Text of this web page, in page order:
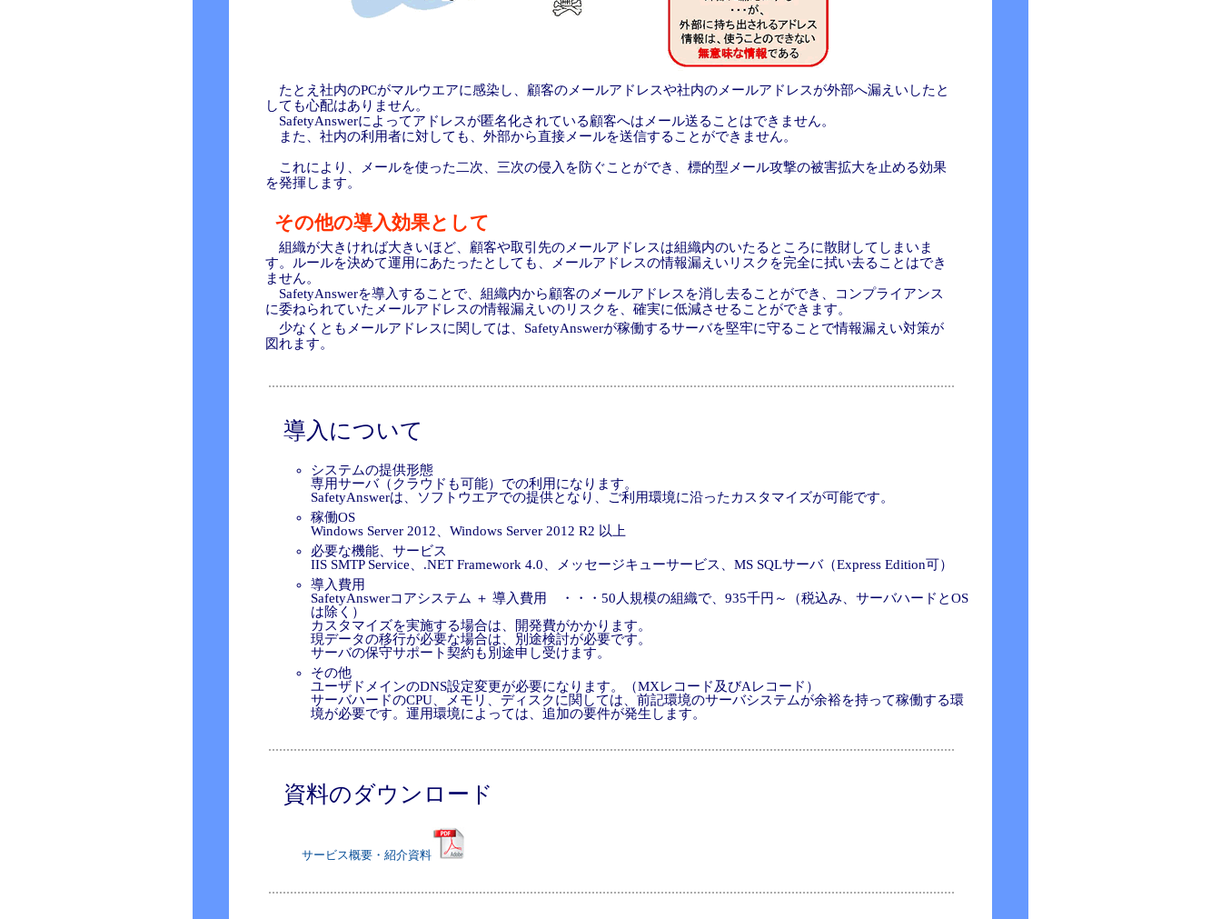
たとえ社内のPCがマルウエアに感染し、顧客のメールアドレスや社内のメールアドレスが外部へ漏えいしたと
しても心配はありません。
SafetyAnswerによってアドレスが匿名化されている顧客へはメール送ることはできません。
また、社内の利用者に対しても、外部から直接メールを送信することができません。
これにより、メールを使った二次、三次の侵入を防ぐことができ、標的型メール攻撃の被害拡大を止める効果
を発揮します。
その他の導入効果として
組織が大きければ大きいほど、顧客や取引先のメールアドレスは組織内のいたるところに散財してしまいま
す。ルールを決めて運用にあたったとしても、メールアドレスの情報漏えいリスクを完全に拭い去ることはでき
ません。
SafetyAnswerを導入することで、組織内から顧客のメールアドレスを消し去ることができ、コンプライアンス
に委ねられていたメールアドレスの情報漏えいのリスクを、確実に低減させることができます。
少なくともメールアドレスに関しては、SafetyAnswerが稼働するサーバを堅牢に守ることで情報漏えい対策が
図れます。
導入について
システムの提供形態
専用サーバ（クラウドも可能）での利用になります。
SafetyAnswerは、ソフトウエアでの提供となり、ご利用環境に沿ったカスタマイズが可能です。
稼働OS
Windows Server 2012、Windows Server 2012 R2 以上
必要な機能、サービス
IIS SMTP Service、.NET Framework 4.0、メッセージキューサービス、MS SQLサーバ（Express Edition可）
導入費用
SafetyAnswerコアシステム ＋ 導入費用 ・・・50人規模の組織で、935千円～（税込み、サーバハードとOS
は除く）
カスタマイズを実施する場合は、開発費がかかります。
現データの移行が必要な場合は、別途検討が必要です。
サーバの保守サポート契約も別途申し受けます。
その他
ユーザドメインのDNS設定変更が必要になります。（MXレコード及びAレコード）
サーバハードのCPU、メモリ、ディスクに関しては、前記環境のサーバシステムが余裕を持って稼働する環
境が必要です。運用環境によっては、追加の要件が発生します。
資料のダウンロード
サービス概要・紹介資料